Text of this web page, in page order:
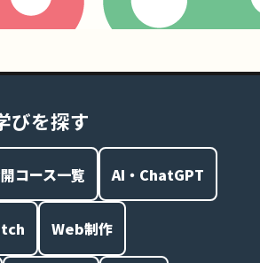
びを探す
コース一覧 AI・ChatGPT
Web制作